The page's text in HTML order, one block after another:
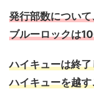
発行部数につい
ブルーロックは
ハイキューは終
ハイキューを越